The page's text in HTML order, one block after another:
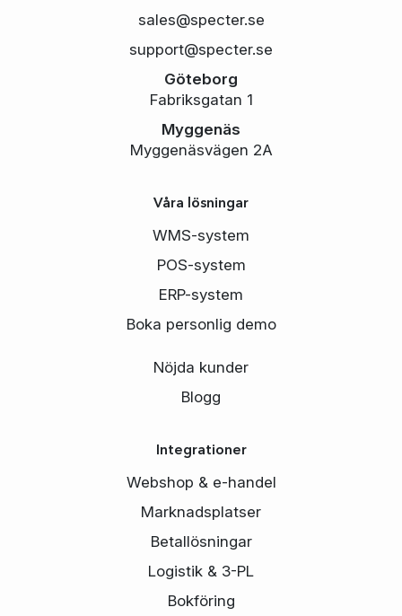
sales@specter.se
support@specter.se
Göteborg
Fabriksgatan 1
Myggenäs
Myggenäsvägen 2A
Våra lösningar
WMS-system
POS-system
ERP-system
Boka personlig demo
Nöjda kunder
Blogg
Integrationer
Webshop & e-handel
Marknadsplatser
Betallösningar
Logistik & 3-PL
Bokföring